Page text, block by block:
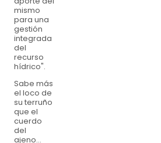
mismo
para una
gestión
integrada
del
recurso
hídrico".
Sabe más
el loco de
su terruño
que el
cuerdo
del
ajeno…